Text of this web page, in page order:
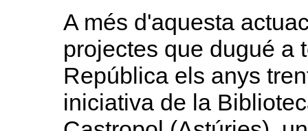
A més d'aquesta
projectes que dugué a
República els anys
iniciativa de la